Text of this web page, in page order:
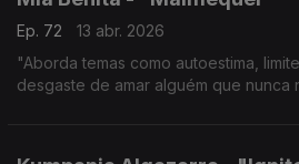
Ep. 72
13 abr. 2026
"Aborda temas como autoestima,
desgaste de amar alguém que nunca